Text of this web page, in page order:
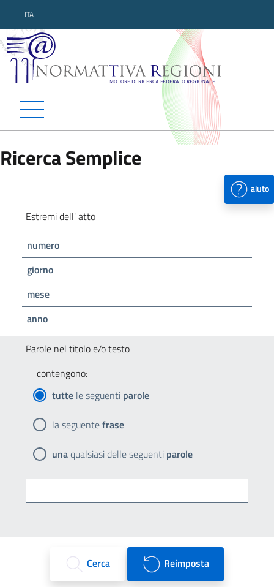
ITA
Normattiva Regioni -
Ricerca Semplice
aiuto
Estremi dell' atto
numero
giorno
mese
anno
Parole nel titolo e/o testo
contengono:
tutte le seguenti parole
la seguentefrase
unaqualsiasi delle seguenti parole
Cerca Reimposta